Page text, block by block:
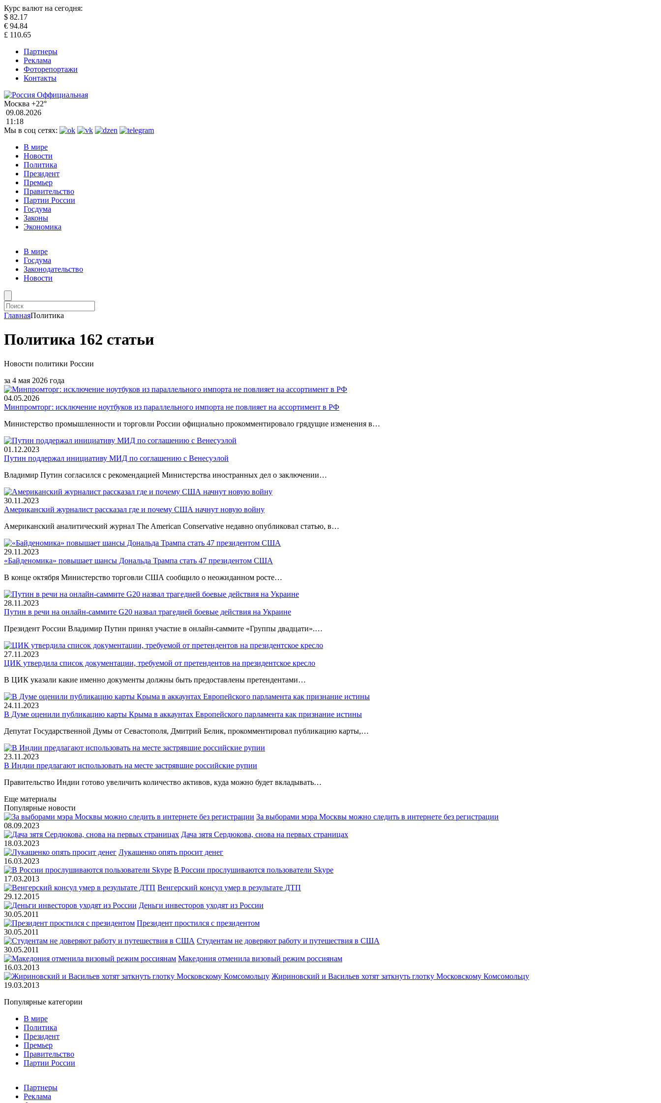
Курс валют на сегодня:
$ 82.17
€ 94.84
£ 110.65
Партнеры
Реклама
Фоторепортажи
Контакты
Москва +22°
09.08.2026
11:18
Мы в соц сетях:
В мире
Новости
Политика
Президент
Премьер
Правительство
Партии России
Госдума
Законы
Экономика
В мире
Госдума
Законодательство
Новости
ГлавнаяПолитика
Политика 162 статьи
Новости политики России
за 4 мая 2026 года
04.05.2026
Минпромторг: исключение ноутбуков из параллельного импорта не повлияет на ассортимент в РФ
Министерство промышленности и торговли России официально прокомментировало грядущие изменения в…
01.12.2023
Путин поддержал инициативу МИД по соглашению с Венесуэлой
Владимир Путин согласился с рекомендацией Министерства иностранных дел о заключении…
30.11.2023
Американский журналист рассказал где и почему США начнут новую войну
Американский аналитический журнал The American Conservative недавно опубликовал статью, в…
29.11.2023
«Байденомика» повышает шансы Дональда Трампа стать 47 президентом США
В конце октября Министерство торговли США сообщило о неожиданном росте…
28.11.2023
Путин в речи на онлайн-саммите G20 назвал трагедией боевые действия на Украине
Президент России Владимир Путин принял участие в онлайн-саммите «Группы двадцати».…
27.11.2023
ЦИК утвердила список документации, требуемой от претендентов на президентское кресло
В ЦИК указали какие именно документы должны быть предоставлены претендентами…
24.11.2023
В Думе оценили публикацию карты Крыма в аккаунтах Европейского парламента как признание истины
Депутат Государственной Думы от Севастополя, Дмитрий Белик, прокомментировал публикацию карты,…
23.11.2023
В Индии предлагают использовать на месте застрявшие российские рупии
Правительство Индии готово увеличить количество активов, куда можно будет вкладывать…
Еще материалы
Популярные новости
За выборами мэра Москвы можно следить в интернете без регистрации
08.09.2023
Дача зятя Сердюкова, снова на первых страницах
18.03.2023
Лукашенко опять просит денег
16.03.2023
В России прослушиваются пользователи Skype
17.03.2013
Венгерский консул умер в результате ДТП
29.12.2015
Деньги инвесторов уходят из России
30.05.2011
Президент простился с президентом
30.05.2011
Студентам не доверяют работу и путешествия в США
30.05.2011
Македония отменила визовый режим россиянам
16.03.2013
Жириновский и Васильев хотят заткнуть глотку Московскому Комсомольцу
19.03.2013
Популярные категории
В мире
Политика
Президент
Премьер
Правительство
Партии России
Партнеры
Реклама